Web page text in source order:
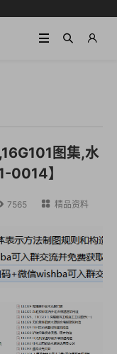
图集,水
0014】
7565  精品资料